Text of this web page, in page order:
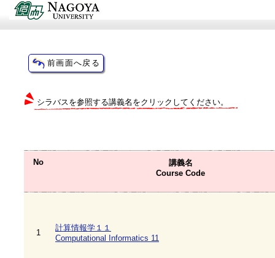
シラバスを参照する講義名をクリックしてください。
No
講義名
Course Code
1
計算情報学１１
Computational Informatics 11